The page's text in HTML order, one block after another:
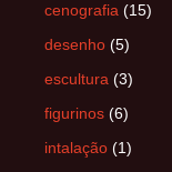
cenografia (15)
desenho (5)
escultura (3)
figurinos (6)
intalação (1)